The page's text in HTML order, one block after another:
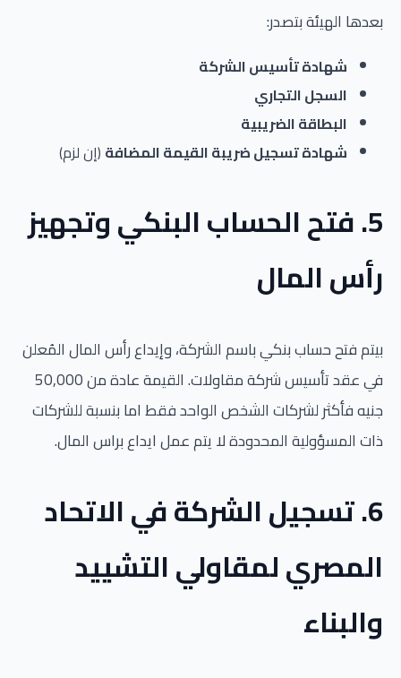
بعدها الهيئة بتصدر:
شهادة تأسيس الشركة
السجل التجاري
البطاقة الضريبية
شهادة تسجيل ضريبة القيمة المضافة (إن لزم)
5. فتح الحساب البنكي وتجهيز
رأس المال
بيتم فتح حساب بنكي باسم الشركة، وإيداع رأس المال المُعلن
في عقد تأسيس شركة مقاولات. القيمة عادة من 50,000
جنيه فأكثر لشركات الشخص الواحد فقط اما بنسبة للشركات
ذات المسؤولية المحدودة لا يتم عمل ايداع براس المال.
6. تسجيل الشركة في الاتحاد
المصري لمقاولي التشييد
والبناء